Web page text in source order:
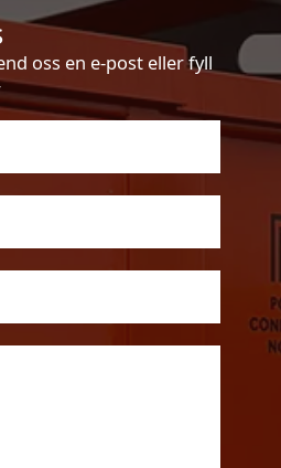
oss en e-post eller fyll